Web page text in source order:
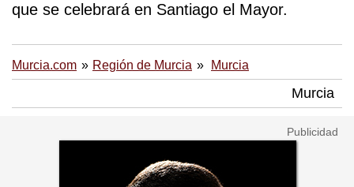
que se celebrará en Santiago el Mayor.
Murcia.com Región de Murcia Murcia
Murcia